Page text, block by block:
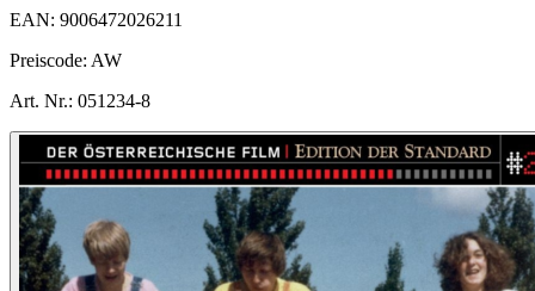
EAN: 9006472026211
Preiscode: AW
Art. Nr.: 051234-8